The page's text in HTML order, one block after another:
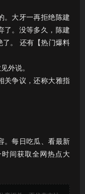
。大牙一再拒绝陈建
了。没等多久，陈建
了。 还有【热门爆料
外说。
关争议，还称大雅指
。每日吃瓜、看最新
间获取全网热点大